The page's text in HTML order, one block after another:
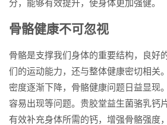
分，能够有效提升，使身体更加强健。
骨骼健康不可忽视
骨骼是支撑我们身体的重要结构，良好
们的运动能力，还与整体健康密切相关
密度逐渐下降，骨骼健康问题日益显现
容易出现等问题。贵胶堂益生菌骆乳钙
有效补充身体所需的钙，增强骨骼强度，